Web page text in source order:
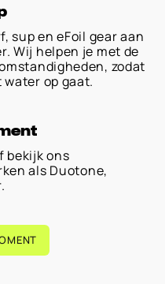
sup en eFoil gear aan
Wij helpen je met de
zodat
op gaat.
bekijk ons
als Duotone,